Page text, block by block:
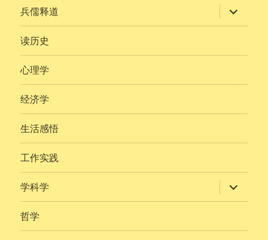
兵儒释道 展
开
子
读历史
心理学
经济学
生活感悟
工作实践
学科学 展
开
子
哲学